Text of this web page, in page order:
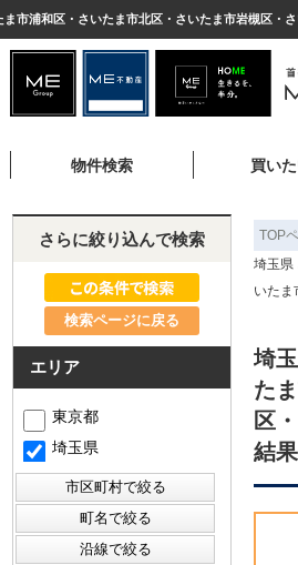
物件検索 買い
TOP
埼玉県
いたま
埼
た
区
結
さらに絞り込んで検索
検索ページに戻る
エリア
東京都
埼玉県